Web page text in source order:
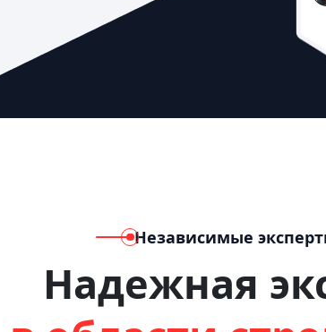
Независимые
Надежная